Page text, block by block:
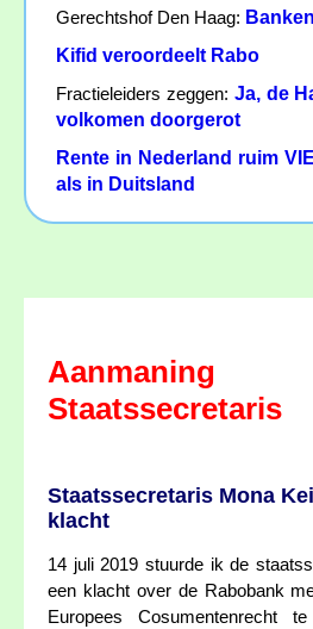
Gerechtshof Den Haag:
Kifid veroordeelt Rabo
Fractieleiders zeggen: Ja, de
volkomen doorgerot
Rente in Nederland ruim
als in Duitsland
Aanmaning
Staatssecretaris
Staatssecretaris Mona
klacht
14 juli 2019 stuurde ik de
een klacht over de Rabobank
Europees Cosumentenrecht